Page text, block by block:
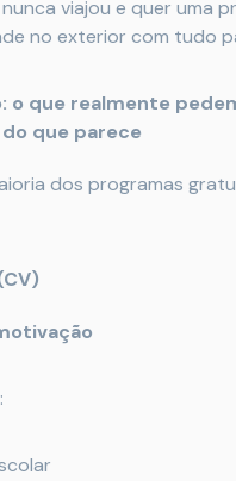
viajou e quer uma
no exterior com tudo
o que realmente
que parece
dos programas